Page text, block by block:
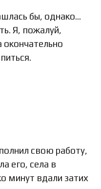
бы, однако…
Я, пожалуй,
окончательно
свою работу,
его, села в
минут вдали затих